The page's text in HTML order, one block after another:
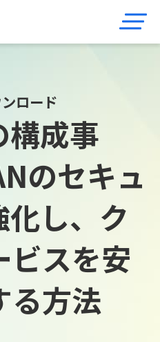
ロード
成事
のセキュ
化し、ク
ビスを安
る方法